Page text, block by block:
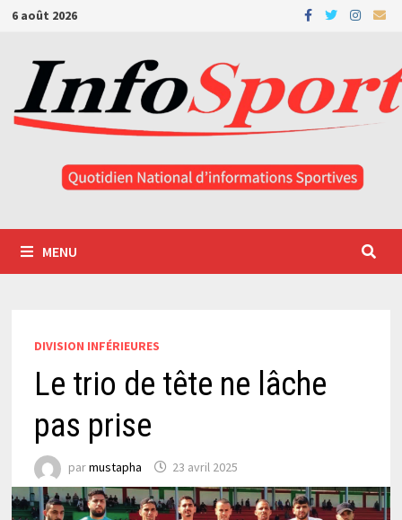
Passer
contenu
6 août 2026
MENU
DIVISION INFÉRIEURES
Le trio de tête ne lâche
pas prise
parmustapha 23 avril 2025